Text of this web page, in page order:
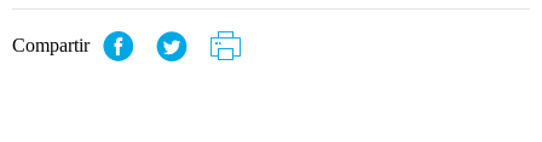
Compartir